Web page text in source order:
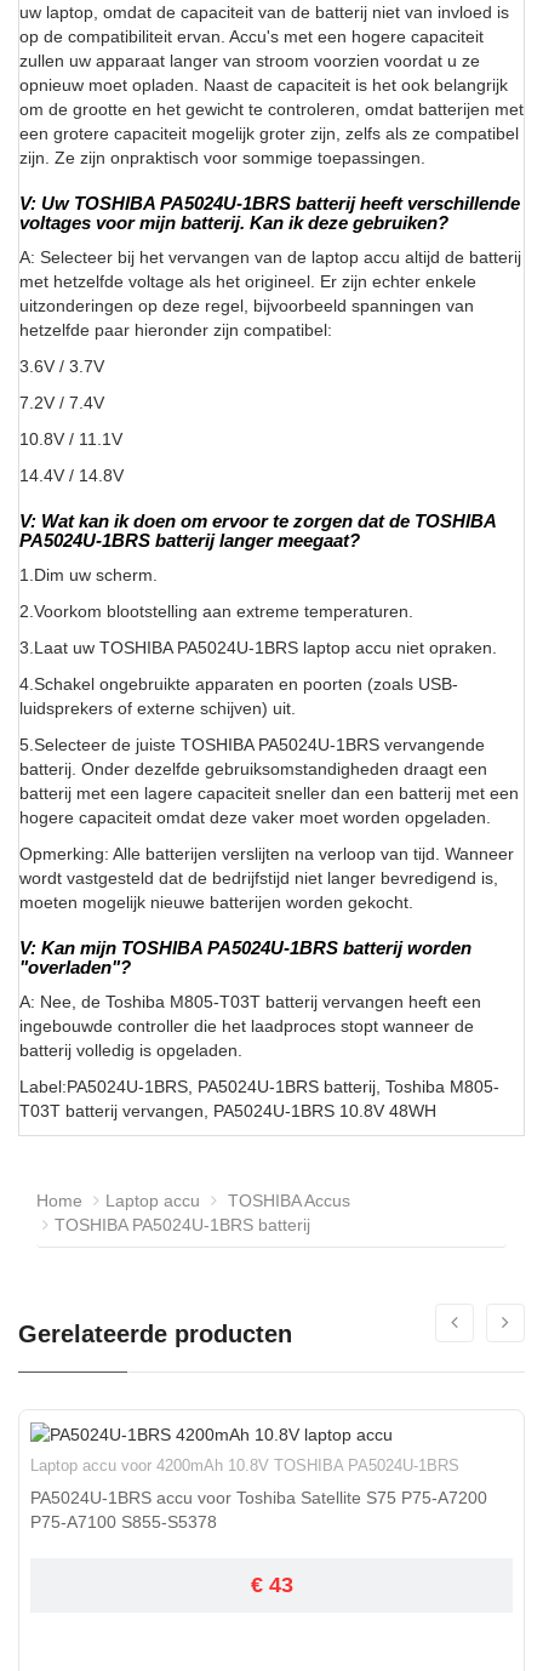
uw laptop, omdat de capaciteit van de batterij niet van invloed is
op de compatibiliteit ervan. Accu's met een hogere capaciteit
zullen uw apparaat langer van stroom voorzien voordat u ze
opnieuw moet opladen. Naast de capaciteit is het ook belangrijk
om de grootte en het gewicht te controleren, omdat batterijen met
een grotere capaciteit mogelijk groter zijn, zelfs als ze compatibel
zijn. Ze zijn onpraktisch voor sommige toepassingen.
V: Uw TOSHIBA PA5024U-1BRS batterij heeft verschillende
voltages voor mijn batterij. Kan ik deze gebruiken?
A: Selecteer bij het vervangen van de laptop accu altijd de batterij
met hetzelfde voltage als het origineel. Er zijn echter enkele
uitzonderingen op deze regel, bijvoorbeeld spanningen van
hetzelfde paar hieronder zijn compatibel:
3.6V / 3.7V
7.2V / 7.4V
10.8V / 11.1V
14.4V / 14.8V
V: Wat kan ik doen om ervoor te zorgen dat de TOSHIBA
PA5024U-1BRS batterij langer meegaat?
1.Dim uw scherm.
2.Voorkom blootstelling aan extreme temperaturen.
3.Laat uw TOSHIBA PA5024U-1BRS laptop accu niet opraken.
4.Schakel ongebruikte apparaten en poorten (zoals USB-
luidsprekers of externe schijven) uit.
5.Selecteer de juiste TOSHIBA PA5024U-1BRS vervangende
batterij. Onder dezelfde gebruiksomstandigheden draagt een
batterij met een lagere capaciteit sneller dan een batterij met een
hogere capaciteit omdat deze vaker moet worden opgeladen.
Opmerking: Alle batterijen verslijten na verloop van tijd. Wanneer
wordt vastgesteld dat de bedrijfstijd niet langer bevredigend is,
moeten mogelijk nieuwe batterijen worden gekocht.
V: Kan mijn TOSHIBA PA5024U-1BRS batterij worden
"overladen"?
A: Nee, de Toshiba M805-T03T batterij vervangen heeft een
ingebouwde controller die het laadproces stopt wanneer de
batterij volledig is opgeladen.
Label:PA5024U-1BRS, PA5024U-1BRS batterij, Toshiba M805-
T03T batterij vervangen, PA5024U-1BRS 10.8V 48WH
Home Laptop accu
TOSHIBA Accus
TOSHIBA PA5024U-1BRS batterij
Gerelateerde producten
Laptop accu voor 4200mAh 10.8V TOSHIBA PA5024U-1BRS
PA5024U-1BRS accu voor Toshiba Satellite S75 P75-A7200
P75-A7100 S855-S5378
€ 43